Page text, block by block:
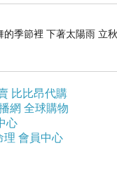
季節裡 下著太陽雨 立
比比昂代購
網 全球購物
心
理 會員中心